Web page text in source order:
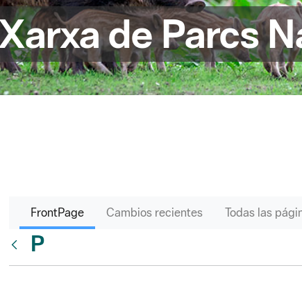
de Parcs
FrontPage Cambios recientes Todas las
P